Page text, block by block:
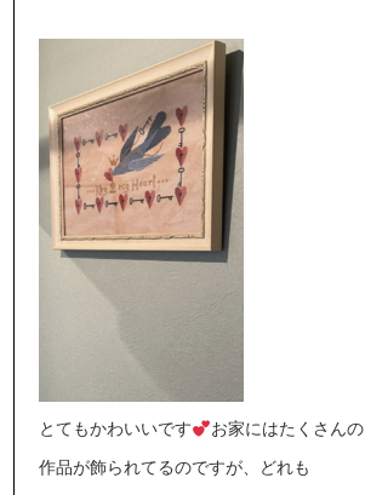
とてもかわいいです
お家にはたくさんの
作品が飾られてるのですが、どれも